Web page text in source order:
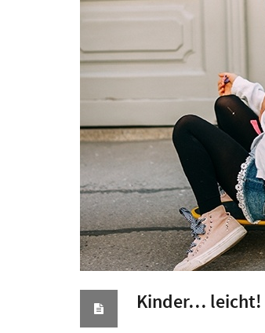
Kinder… leicht!